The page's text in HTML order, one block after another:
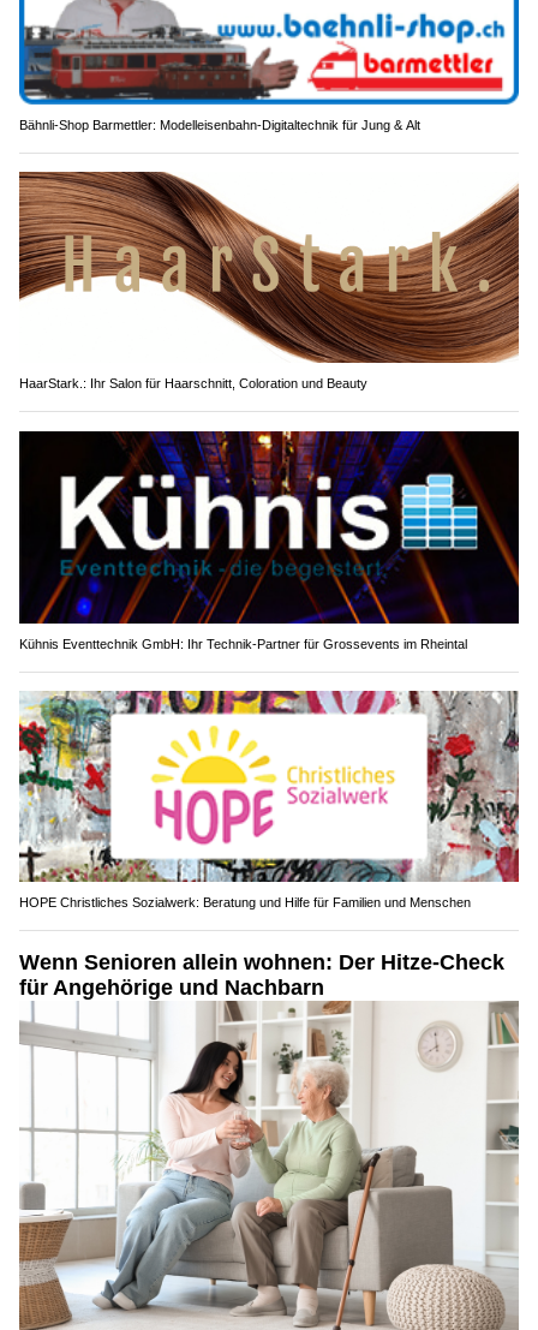
Bähnli-Shop Barmettler: Modelleisenbahn-Digitaltechnik für Jung & Alt
HaarStark.: Ihr Salon für Haarschnitt, Coloration und Beauty
Kühnis Eventtechnik GmbH: Ihr Technik-Partner für Grossevents im Rheintal
HOPE Christliches Sozialwerk: Beratung und Hilfe für Familien und Menschen
Wenn Senioren allein wohnen: Der Hitze-Check
für Angehörige und Nachbarn